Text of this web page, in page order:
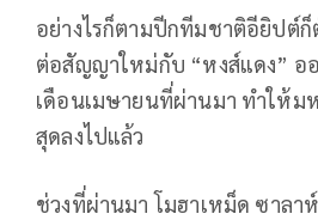
อย่างไรก็ตามปีกทีมชาติอียิปต์
ต่อสัญญาใหม่กับ “หงส์แดง” อ
เดือนเมษายนที่ผ่านมา ทำให้ม
สุดลงไปแล้ว
ช่วงที่ผ่านมา โมฮาเหม็ด ซาลา